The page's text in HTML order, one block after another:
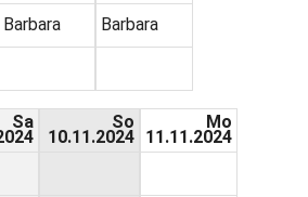
Barbara Barbara
Sa So
10.11.2024
Mo
11.11.2024